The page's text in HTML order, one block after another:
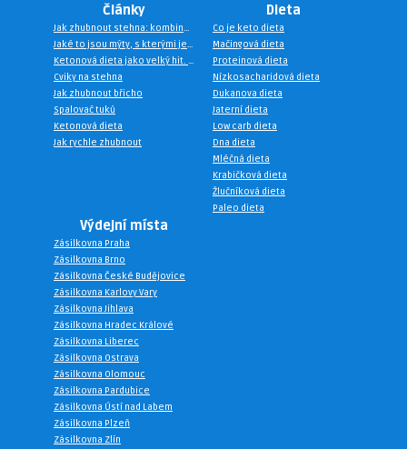
Články
Jak zhubnout stehna: kombinace cvičení, stravy a regenerace podle trenéra
Jaké to jsou mýty, s kterými je spojena keto dieta?
Ketonová dieta jako velký hit. Na čem je založena?
Cviky na stehna
Jak zhubnout břicho
Spalovač tuků
Ketonová dieta
Jak rychle zhubnout
Dieta
Co je keto dieta
Mačingová dieta
Proteinová dieta
Nízkosacharidová dieta
Dukanova dieta
Jaterní dieta
Low carb dieta
Dna dieta
Mléčná dieta
Krabičková dieta
Žlučníková dieta
Paleo dieta
Výdejní místa
Zásilkovna Praha
Zásilkovna Brno
Zásilkovna České Budějovice
Zásilkovna Karlovy Vary
Zásilkovna Jihlava
Zásilkovna Hradec Králové
Zásilkovna Liberec
Zásilkovna Ostrava
Zásilkovna Olomouc
Zásilkovna Pardubice
Zásilkovna Ústí nad Labem
Zásilkovna Plzeň
Zásilkovna Zlín